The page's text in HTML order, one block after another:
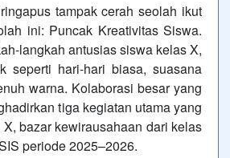
tampak cerah seolah ikut
ini: Puncak Kreativitas Siswa.
langkah antusias siswa kelas X,
seperti hari-hari biasa, suasana
warna. Kolaborasi besar yang
tiga kegiatan utama yang
bazar kewirausahaan dari kelas
periode 2025–2026.